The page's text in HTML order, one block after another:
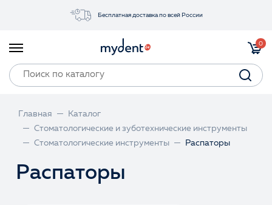
Бесплатная доставка по всей России
Обучение
Прайс-лист
0
Главная
Каталог
Стоматологические и зуботехнические инструменты
Стоматологические инструменты
Распаторы
Распаторы